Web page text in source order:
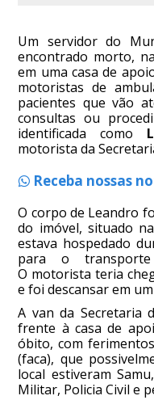
Um servidor do
encontrado morto,
em uma casa de
motoristas de
pacientes que vão
consultas ou
identificada como
motorista da
Receba nossas
O corpo de Leandro
do imóvel, situado
estava hospedado
para o transporte
O motorista teria
e foi descansar em
A van da Secretaria
frente à casa de
óbito, com
(faca), que
local estiveram
Militar, Policia Civil e